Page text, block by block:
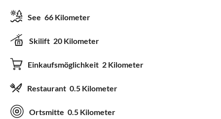
See 66 Kilometer
Skilift 20 Kilometer
Einkaufsmöglichkeit 2 Kilometer
Restaurant 0.5 Kilometer
Ortsmitte 0.5 Kilometer